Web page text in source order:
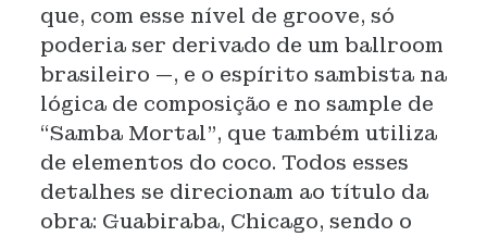
que, com esse nível de groove, só
poderia ser derivado de um ballroom
brasileiro —, e o espírito sambista na
lógica de composição e no sample de
“Samba Mortal”, que também utiliza
de elementos do coco. Todos esses
detalhes se direcionam ao título da
obra: Guabiraba, Chicago, sendo o